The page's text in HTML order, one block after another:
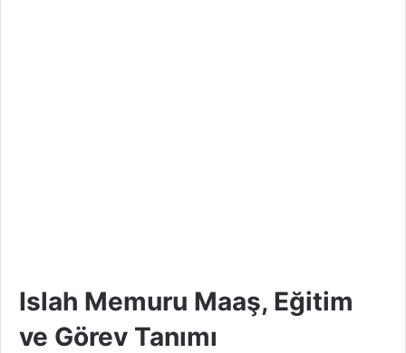
Islah Memuru Maaş, Eğitim
ve Görev Tanımı